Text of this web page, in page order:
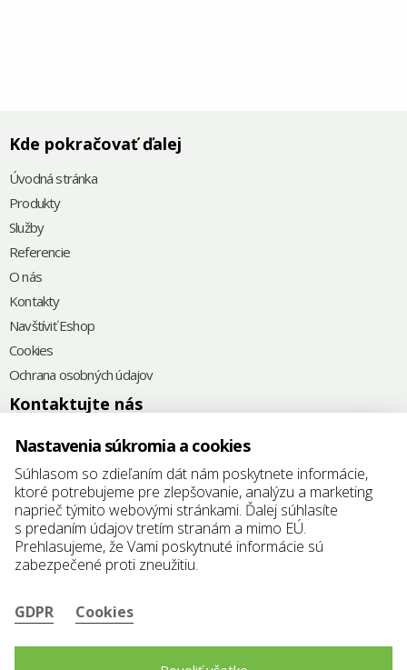
Kde pokračovať ďalej
Úvodná stránka
Produkty
Služby
Referencie
O nás
Kontakty
Navštíviť Eshop
Cookies
Ochrana osobných údajov
Kontaktujte nás
+421(0) 32/64 91329
@
elkoplast@elkoplast.sk
Štrť SNP 155/72
914 51 Trenčianske Teplice
IČO: 36 851 264
DIČ: SK202 247 1352
Nastavenia súkromia a cookies
Súhlasom so zdieľaním dát nám poskytnete informácie,
ktoré potrebujeme pre zlepšovanie, analýzu a marketing
naprieč týmito webovými stránkami. Ďalej súhlasíte
s predaním údajov tretím stranám a mimo EÚ.
Prehlasujeme, že Vami poskytnuté informácie sú
zabezpečené proti zneužitiu.
GDPR Cookies